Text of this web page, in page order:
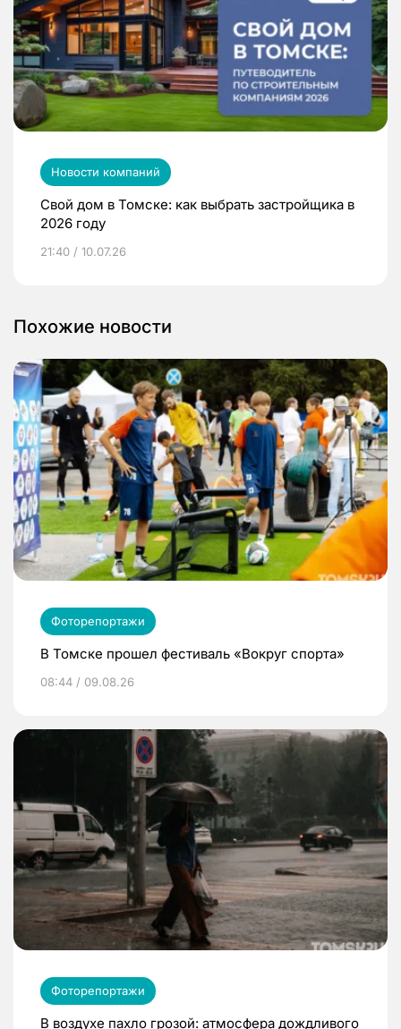
Новости компаний
Свой дом в Томске: как выбрать застройщика в
2026 году
21:40 / 10.07.26
Похожие новости
Фоторепортажи
В Томске прошел фестиваль «Вокруг спорта»
08:44 / 09.08.26
Фоторепортажи
В воздухе пахло грозой: атмосфера дождливого